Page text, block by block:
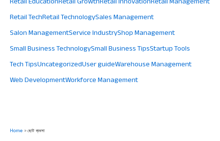
Retail TechRetail TechnologySales Management
Salon ManagementService IndustryShop Management
Small Business TechnologySmall Business TipsStartup Tools
Tech TipsUncategorizedUser guideWarehouse Management
Web DevelopmentWorkforce Management
Home ছোট ব্যবসা